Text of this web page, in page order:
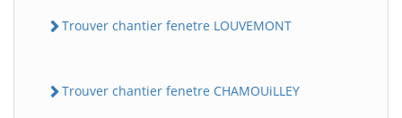
Trouver chantier fenetre LOUVEMONT
Trouver chantier fenetre CHAMOUiLLEY